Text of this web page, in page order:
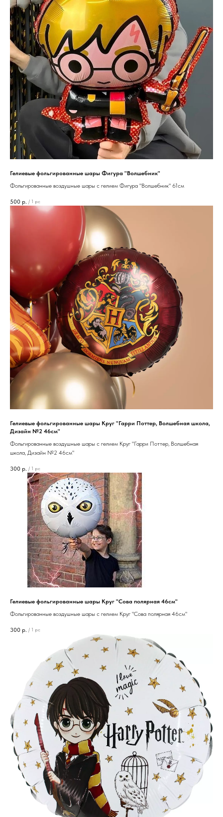
Гелиевые фольгированные шары Фигура "Волшебник"
Фольгированные воздушные шары с гелием Фигура "Волшебник" 61см
500 р. / 1 pc
Гелиевые фольгированные шары Круг "Гарри Поттер, Волшебная школа,
Дизайн №2 46см"
Фольгированные воздушные шары с гелием Круг "Гарри Поттер, Волшебная
школа, Дизайн №2 46см"
300 р. / 1 pc
Гелиевые фольгированные шары Круг "Сова полярная 46см"
Фольгированные воздушные шары с гелием Круг "Сова полярная 46см"
300 р. / 1 pc